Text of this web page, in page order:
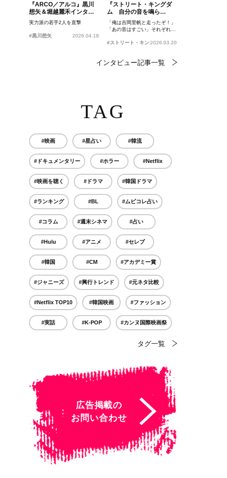
『ARCO／アルコ』黒川
想矢＆堀越麗禾インタビ
ュー
実力派の若手2人を直撃
#黒川想矢 2026.04.18
『ストリート・キングダ
ム 自分の音を鳴ら
せ。』峯田和伸、若葉竜
也、吉岡里帆インタビュ
ー
「俺は吉岡里帆と走ったぞ！」
「あの音はすごい」それぞれの
#ストリート・キングダム 自分の音を鳴らせ。
2026.03.20
インタビュー記事一覧
TAG
#映画 #星占い #韓流
#ドキュメンタリー #ホラー #Netflix
#映画を聴く #ドラマ #韓国ドラマ
#ランキング #BL #ムビコレ占い
#コラム #週末シネマ #占い
#Hulu #アニメ #セレブ
#韓国 #CM #アカデミー賞
#ジャニーズ #興行トレンド #元ネタ比較
#Netflix TOP10 #韓国映画 #ファッション
#実話 #K-POP #カンヌ国際映画祭
タグ一覧
広告掲載の
お問い合わせ